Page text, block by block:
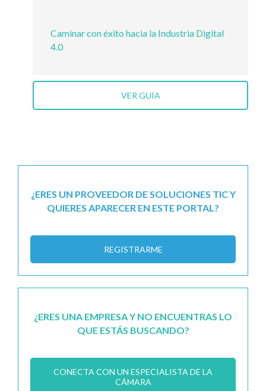
Caminar con éxito hacia la Industria Digital
4.0
VER GUÍA
¿ERES UN PROVEEDOR DE SOLUCIONES TIC Y
QUIERES APARECER EN ESTE PORTAL?
REGISTRARME
¿ERES UNA EMPRESA Y NO ENCUENTRAS LO
QUE ESTÁS BUSCANDO?
CONECTA CON UN ESPECIALISTA DE LA
CÁMARA